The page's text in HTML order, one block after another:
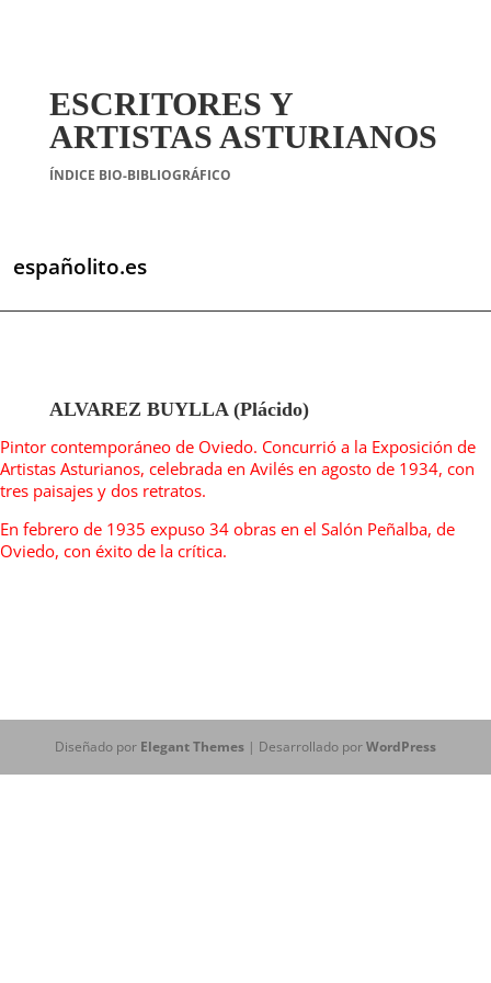
ESCRITORES Y
ARTISTAS ASTURIANOS
ÍNDICE BIO-BIBLIOGRÁFICO
españolito.es
ALVAREZ BUYLLA (Plácido)
Pintor contemporáneo de Oviedo. Concurrió a la Exposición de
Artistas Asturianos, celebrada en Avilés en agosto de 1934, con
tres paisajes y dos retratos.
En febrero de 1935 expuso 34 obras en el Salón Peñalba, de
Oviedo, con éxito de la crítica.
Diseñado por Elegant Themes| Desarrollado porWordPress